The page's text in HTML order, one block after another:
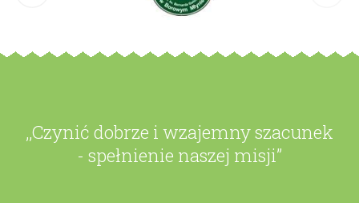
,,Czynić dobrze i wzajemny szacunek
- spełnienie naszej misji”